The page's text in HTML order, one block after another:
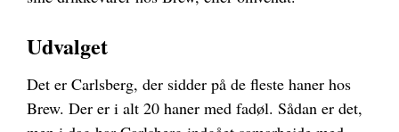
Udvalget
Det er Carlsberg, der sidder på de fleste haner hos
Brew. Der er i alt 20 haner med fadøl. Sådan er det,